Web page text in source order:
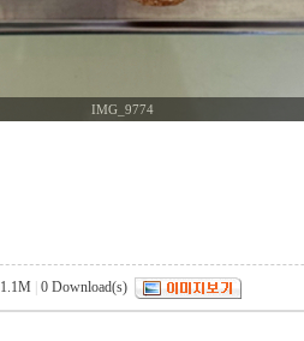
1.1M 0 Download(s)
IMG_9774